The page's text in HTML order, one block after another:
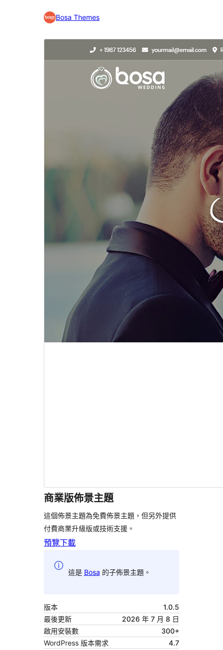
Bosa Themes
商業版佈景主題
這個佈景主題為免費佈景主題，但另外提供
付費商業升級版或技術支援。
預覽下載
這是 Bosa 的子佈景主題。
版本
1.0.5
最後更新
2026 年 7 月 8 日
啟用安裝數
300+
WordPress 版本需求
4.7